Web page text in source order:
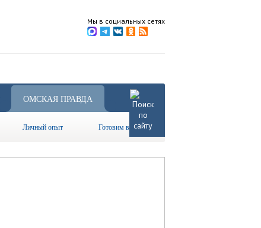
Мы в социальных сетях
ОМСКАЯ ПРАВДА
Личный опыт Готовим вместе